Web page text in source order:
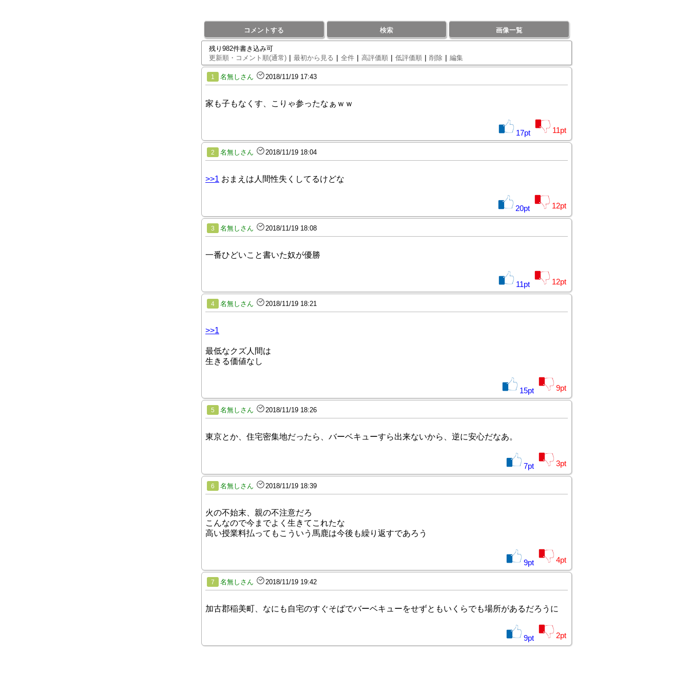
コメントする 検索 画像一覧
残り982件書き込み可
更新順・コメント順(通常) | 最初から見る | 全件 | 高評価順 | 低評価順 | 削除 | 編集
1 名無しさん 2018/11/19 17:43
家も子もなくす、こりゃ参ったなぁｗｗ
17pt 11pt
2 名無しさん 2018/11/19 18:04
>>1 おまえは人間性失くしてるけどな
20pt 12pt
3 名無しさん 2018/11/19 18:08
一番ひどいこと書いた奴が優勝
11pt 12pt
4 名無しさん 2018/11/19 18:21
>>1
最低なクズ人間は
生きる価値なし
15pt 9pt
5 名無しさん 2018/11/19 18:26
東京とか、住宅密集地だったら、バーベキューすら出来ないから、逆に安心だなあ。
7pt 3pt
6 名無しさん 2018/11/19 18:39
火の不始末、親の不注意だろ
こんなので今までよく生きてこれたな
高い授業料払ってもこういう馬鹿は今後も繰り返すであろう
9pt 4pt
7 名無しさん 2018/11/19 19:42
加古郡稲美町、なにも自宅のすぐそばでバーベキューをせずともいくらでも場所があるだろうに
9pt 2pt